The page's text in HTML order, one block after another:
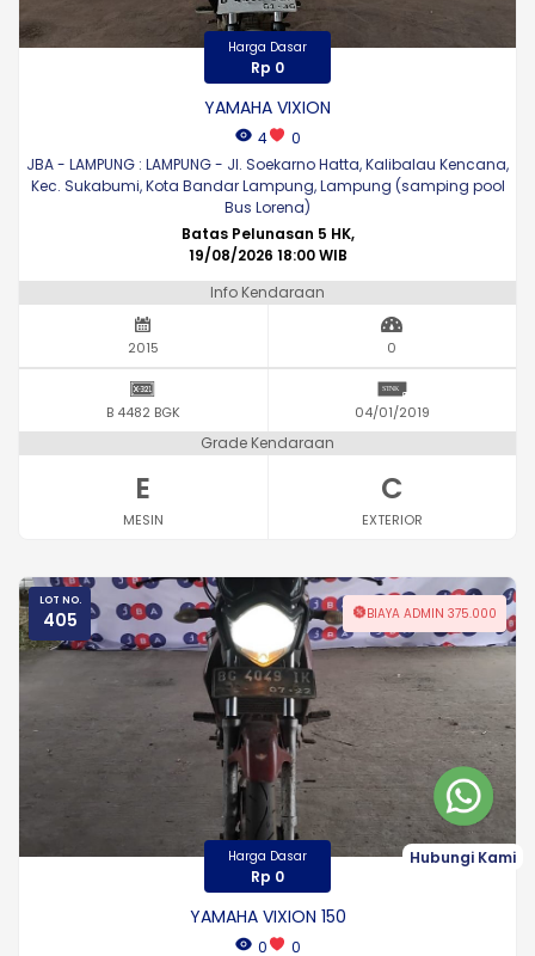
Harga Dasar
Rp 0
YAMAHA VIXION
4
0
JBA - LAMPUNG : LAMPUNG - Jl. Soekarno Hatta, Kalibalau Kencana,
Kec. Sukabumi, Kota Bandar Lampung, Lampung (samping pool
Bus Lorena)
Batas Pelunasan 5 HK,
19/08/2026 18:00 WIB
Info Kendaraan
2015 0
B 4482 BGK 04/01/2019
Grade Kendaraan
E
MESIN
C
EXTERIOR
LOT NO.
405 BIAYA ADMIN 375.000
Harga Dasar
Rp 0
YAMAHA VIXION 150
0 0
Hubungi Kami